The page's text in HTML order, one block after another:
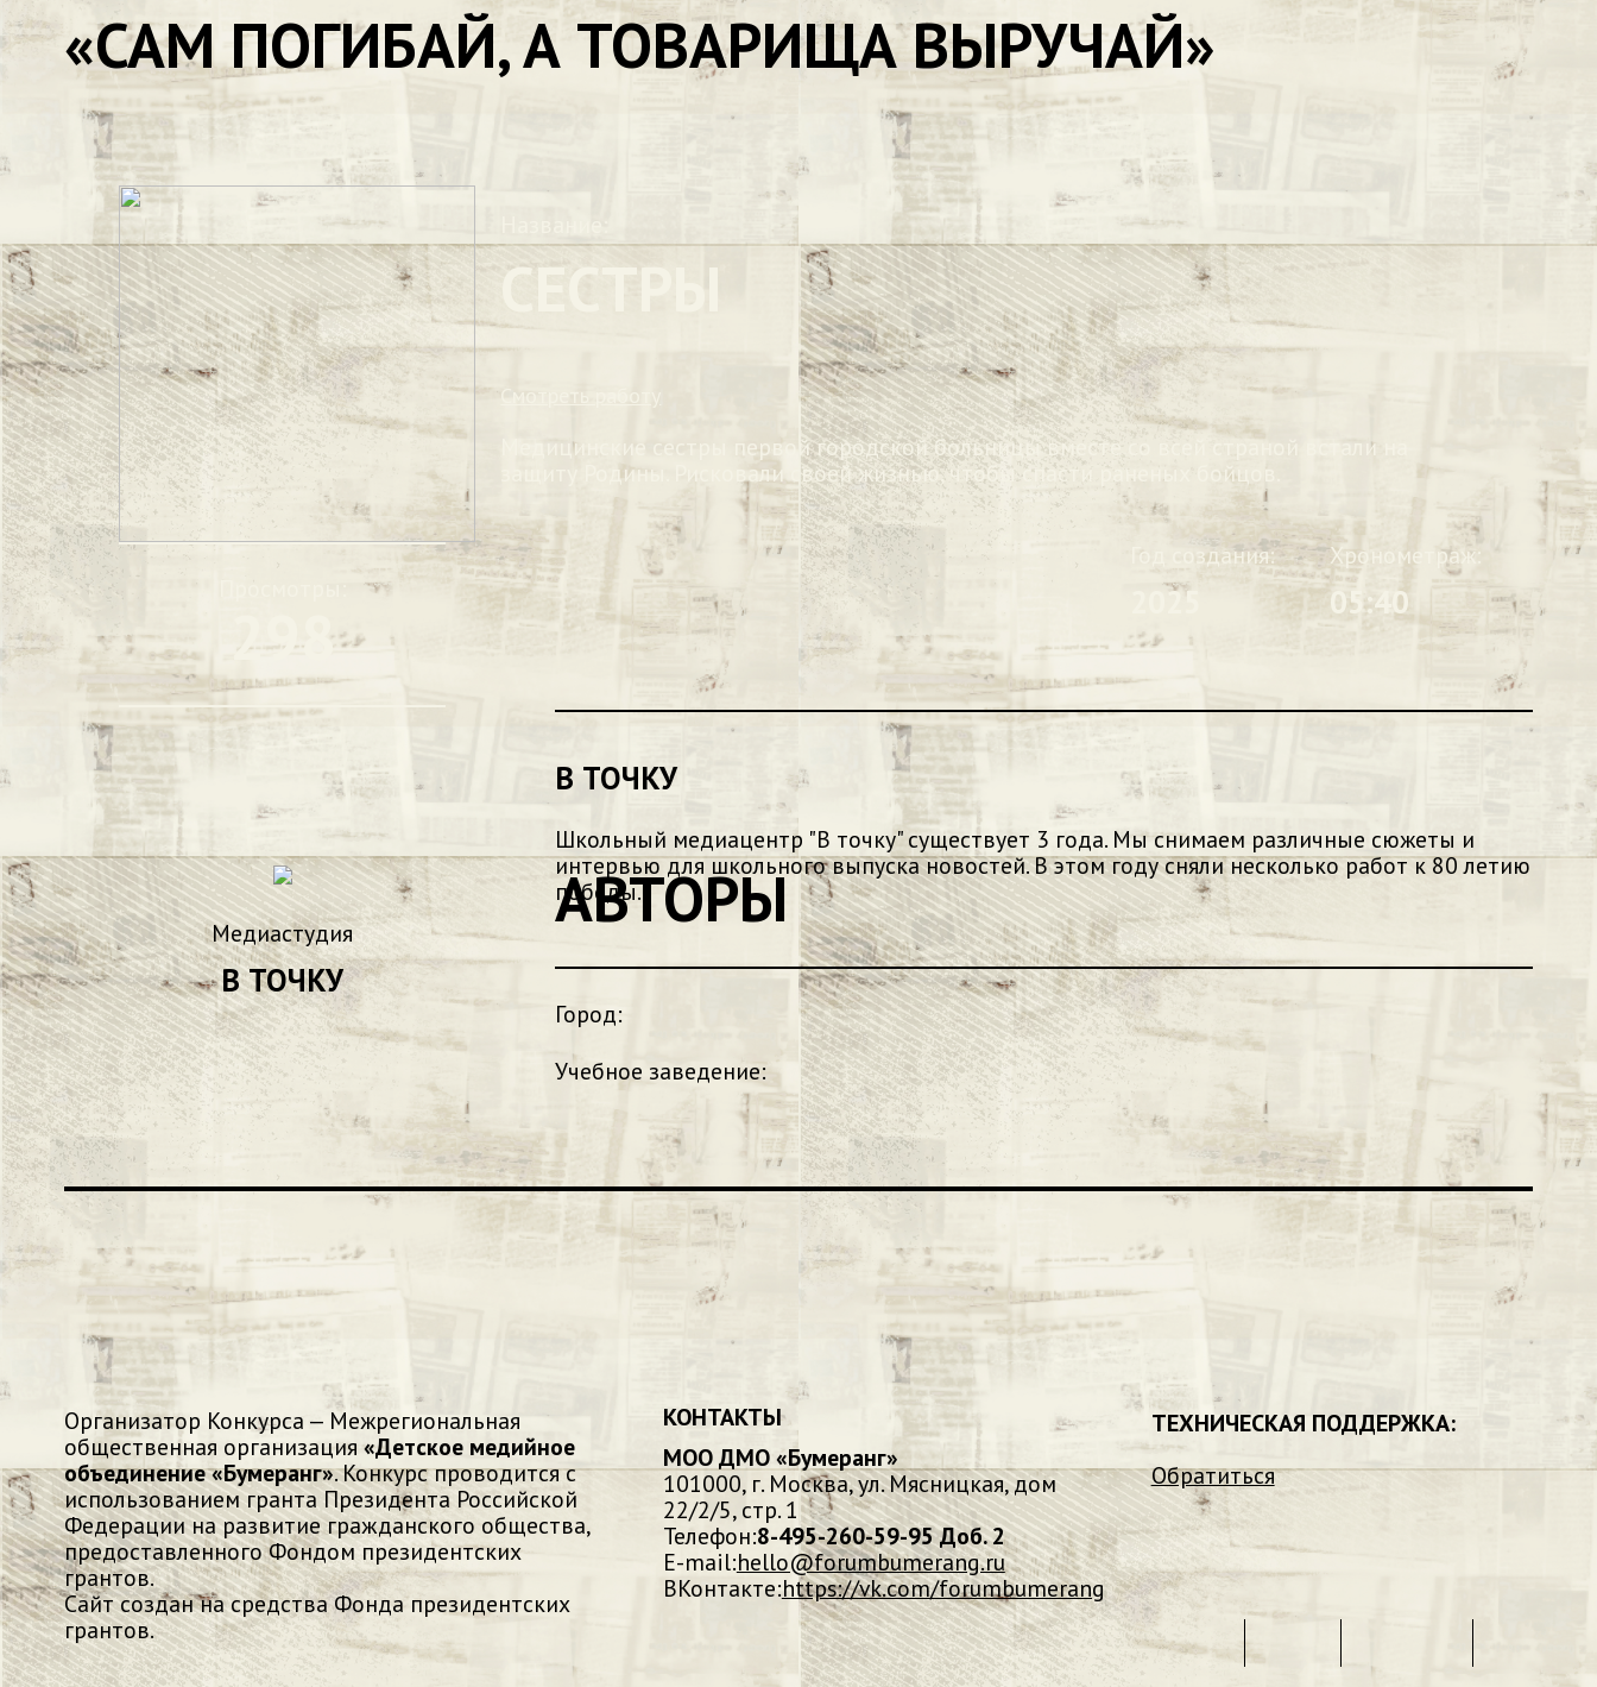
«САМ ПОГИБАЙ, А ТОВАРИЩА ВЫРУЧАЙ»
СЕСТРЫ
Медицинские сестры первой городской больницы вместе со всей страной встали на
защиту Родины. Рисковали своей жизнью, чтобы спасти раненых бойцов.
Просмотры:
298
Год создания:
2025
Хронометраж:
05:40
АВТОРЫ
Медиастудия
В ТОЧКУ
В ТОЧКУ
Школьный медиацентр "В точку" существует 3 года. Мы снимаем различные сюжеты и
интервью для школьного выпуска новостей. В этом году сняли несколько работ к 80 летию
победы.
Город:
Учебное заведение:
Организатор Конкурса — Межрегиональная
общественная организация «Детское медийное
объединение «Бумеранг». Конкурс проводится с
использованием гранта Президента Российской
Федерации на развитие гражданского общества,
предоставленного Фондом президентских
грантов.
Сайт создан на средства Фонда президентских
грантов.
КОНТАКТЫ
МОО ДМО «Бумеранг»
101000, г. Москва, ул. Мясницкая, дом
22/2/5, стр. 1
Телефон:8-495-260-59-95 Доб. 2
E-mail:hello@forumbumerang.ru
ВКонтакте:https://vk.com/forumbumerang
ТЕХНИЧЕСКАЯ ПОДДЕРЖКА:
Обратиться